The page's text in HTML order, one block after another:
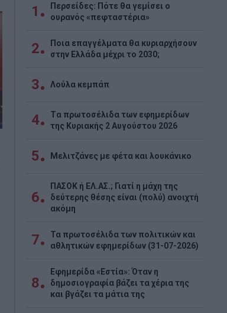
1
Περσείδες: Πότε θα γεμίσει ο
ουρανός «πεφταστέρια»
2
Ποια επαγγέλματα θα κυριαρχήσουν
στην Ελλάδα μέχρι το 2030;
3 Λούλα κεμπάπ
4
Tα πρωτοσέλιδα των εφημερίδων
της Κυριακής 2 Αυγούστου 2026
5 Μελιτζάνες με φέτα και λουκάνικο
6
ΠΑΣΟΚ ή ΕΛ.ΑΣ.; Γιατί η μάχη της
δεύτερης θέσης είναι (πολύ) ανοιχτή
ακόμη
7
Τα πρωτοσέλιδα των πολιτικών και
αθλητικών εφημερίδων (31-07-2026)
8
Εφημερίδα «Εστία»: Όταν η
δημοσιογραφία βάζει τα χέρια της
και βγάζει τα μάτια της